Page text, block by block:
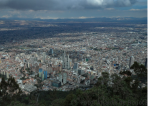
Foto: Alcaldía de Bogotá